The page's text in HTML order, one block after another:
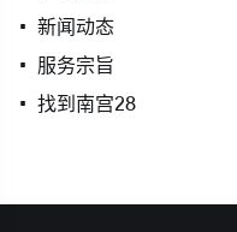
新闻动态
服务宗旨
找到南宫28